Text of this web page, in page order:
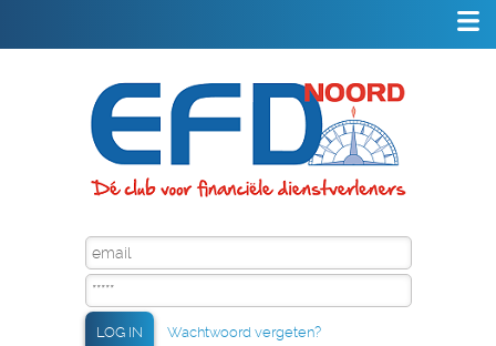
LOG IN Wachtwoord vergeten?